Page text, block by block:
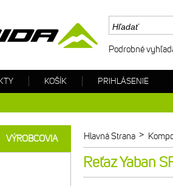
Hlavná Strana >
Reťaz Yaban
VÝROBCOVIA
Podrobné
KOŠÍK PRIHLÁSENIE